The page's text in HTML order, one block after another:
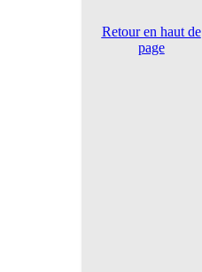
Retour en haut de
page